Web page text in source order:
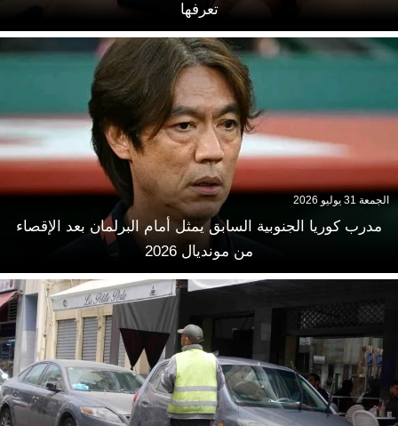
تعرفها
مدرب كوريا الجنوبية السابق يمثل أمام البرلمان بعد الإقصاء
من مونديال 2026
الجمعة 31 يوليو 2026